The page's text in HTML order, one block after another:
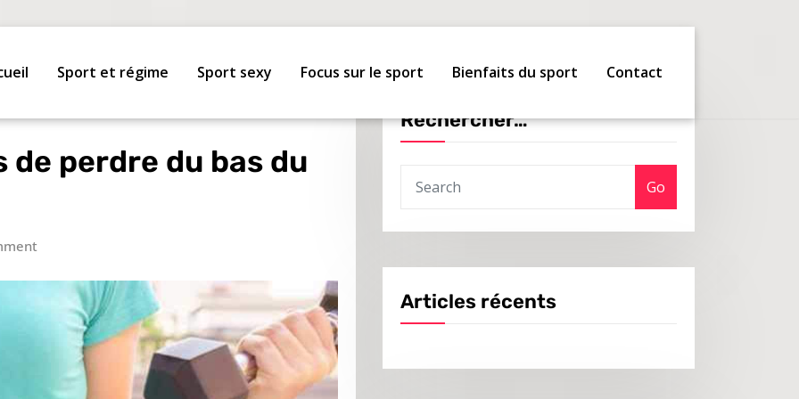
Sport et régime Sport sexy Focus sur le sport Bienfaits du sport Contact
perdre du bas du
Rechercher…
Go
Articles récents